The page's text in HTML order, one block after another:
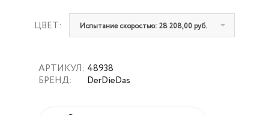
АРТИКУЛ:
БРЕНД:
48938
DerDieDas
ЦВЕТ: Испытание скоростью: 28 208,00 руб.